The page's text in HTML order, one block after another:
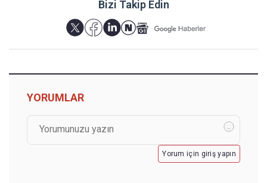
Bizi Takip Edin
YORUMLAR
Yorum için giriş yapın